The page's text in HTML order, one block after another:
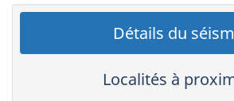
Détails du
Localités à